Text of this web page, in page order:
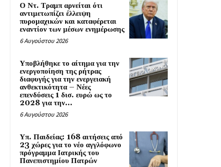
Ο Ντ. Τραμπ αρνείται ότι
αντιμετωπίζει έλλειψη
πυρομαχικών και καταφέρεται
εναντίον των μέσων ενημέρωσης
6 Αυγούστου 2026
Υποβλήθηκε το αίτημα για την
ενεργοποίηση της ρήτρας
διαφυγής για την ενεργειακή
ανθεκτικότητα – Νέες
επενδύσεις 1 δισ. ευρώ ως το
2028 για την...
6 Αυγούστου 2026
Υπ. Παιδείας: 168 αιτήσεις από
23 χώρες για το νέο αγγλόφωνο
πρόγραμμα Ιατρικής του
Πανεπιστημίου Πατρών